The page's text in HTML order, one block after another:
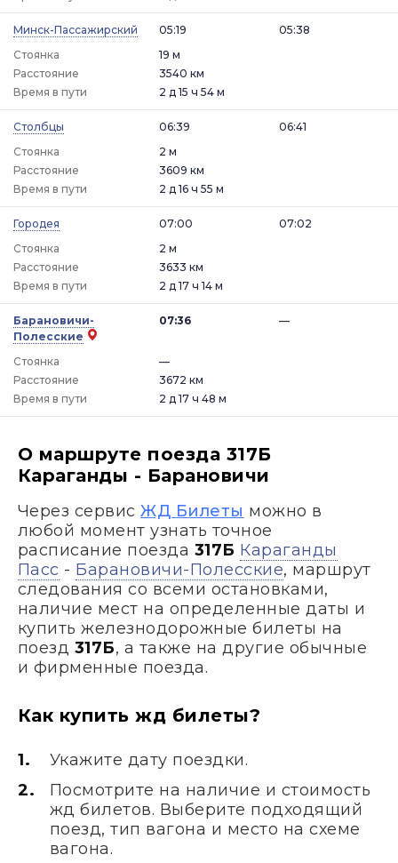
Минск-Пассажирский
05:19
Стоянка
19 м
05:38
Расстояние
3540 км
Время в пути
2 д 15 ч 54 м
Столбцы
06:39
Стоянка
2 м
06:41
Расстояние
3609 км
Время в пути
2 д 16 ч 55 м
Городея
07:00
Стоянка
2 м
07:02
Расстояние
3633 км
Время в пути
2 д 17 ч 14 м
Барановичи-
Полесские
07:36
Стоянка —
—
Расстояние
3672 км
Время в пути
2 д 17 ч 48 м
О маршруте поезда 317Б
Караганды - Барановичи
Через сервисЖД Билеты можно в
любой момент узнать точное
расписание поезда 317Б Караганды
Пасс - Барановичи-Полесские, маршрут
следования со всеми остановками,
наличие мест на определенные даты и
купить железнодорожные билеты на
поезд 317Б, а также на другие обычные
и фирменные поезда.
Как купить жд билеты?
Укажите дату поездки.
Посмотрите на наличие и стоимость
жд билетов. Выберите подходящий
поезд, тип вагона и место на схеме
вагона.